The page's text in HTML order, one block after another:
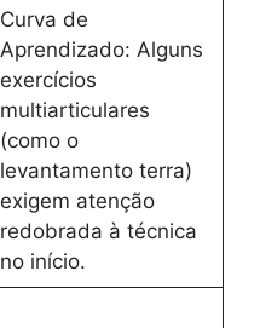
Curva de
Aprendizado: Alguns
exercícios
multiarticulares
(como o
levantamento terra)
exigem atenção
redobrada à técnica
no início.